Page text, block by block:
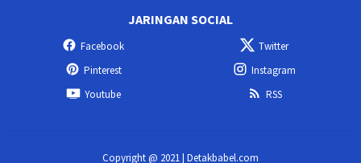
JARINGAN SOCIAL
Facebook
Twitter
Pinterest
Instagram
Youtube
RSS
Copyright @ 2021 | Detakbabel.com